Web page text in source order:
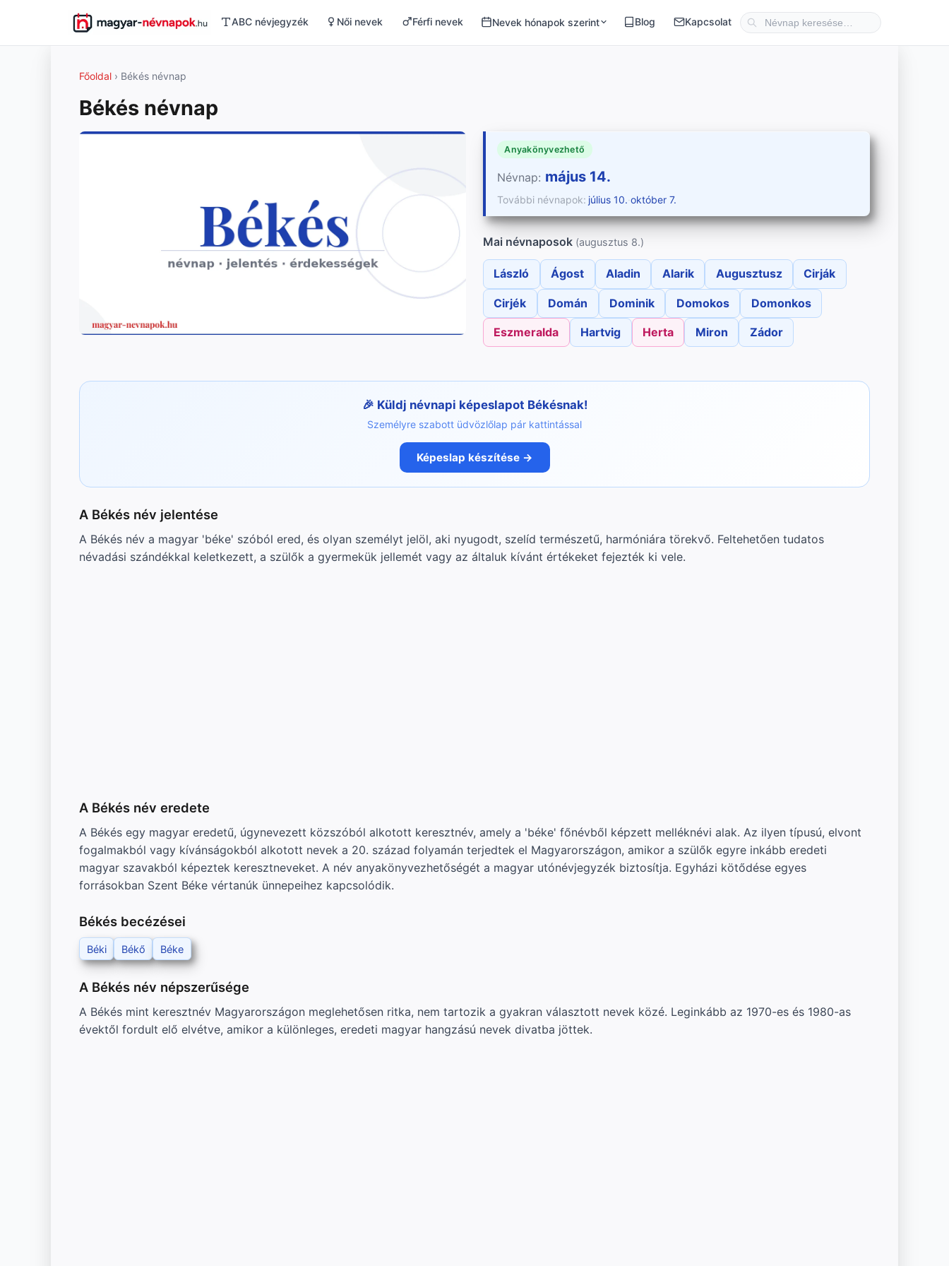
ABC névjegyzék Női nevek Férfi nevek Nevek hónapok szerint Blog Kapcsolat
Főoldal › Békés névnap
Békés névnap
Anyakönyvezhető
Névnap: május 14.
További névnapok: július 10.·október 7.
Mai névnaposok (augusztus 8.)
László Ágost Aladin Alarik Augusztusz Cirják
Cirjék Domán Dominik Domokos Domonkos
Eszmeralda Hartvig Herta Miron Zádor
Küldj névnapi képeslapot Békésnak!
Személyre szabott üdvözlőlap pár kattintással
Képeslap készítése →
A Békés név jelentése
A Békés név a magyar 'béke' szóból ered, és olyan személyt jelöl, aki nyugodt, szelíd természetű, harmóniára törekvő. Feltehetően tudatos
névadási szándékkal keletkezett, a szülők a gyermekük jellemét vagy az általuk kívánt értékeket fejezték ki vele.
A Békés név eredete
A Békés egy magyar eredetű, úgynevezett közszóból alkotott keresztnév, amely a 'béke' főnévből képzett melléknévi alak. Az ilyen típusú, elvont
fogalmakból vagy kívánságokból alkotott nevek a 20. század folyamán terjedtek el Magyarországon, amikor a szülők egyre inkább eredeti
magyar szavakból képeztek keresztneveket. A név anyakönyvezhetőségét a magyar utónévjegyzék biztosítja. Egyházi kötődése egyes
forrásokban Szent Béke vértanúk ünnepeihez kapcsolódik.
Békés becézései
Béki Békő Béke
A Békés név népszerűsége
A Békés mint keresztnév Magyarországon meglehetősen ritka, nem tartozik a gyakran választott nevek közé. Leginkább az 1970-es és 1980-as
évektől fordult elő elvétve, amikor a különleges, eredeti magyar hangzású nevek divatba jöttek.